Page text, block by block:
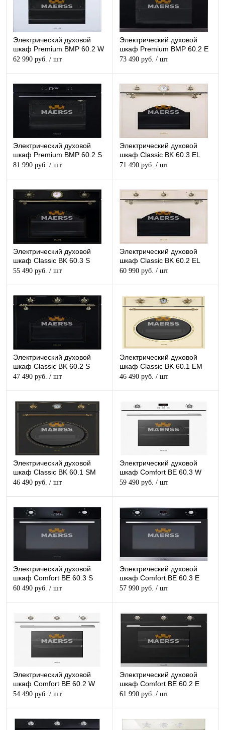
Электрический духовой
шкаф Premium BMP 60.2 W
62 990 руб. / шт
Электрический духовой
шкаф Premium BMP 60.2 E
73 490 руб. / шт
Электрический духовой
шкаф Premium BMP 60.2 S
81 990 руб. / шт
Электрический духовой
шкаф Classic BK 60.3 EL
71 490 руб. / шт
Электрический духовой
шкаф Classic BK 60.3 S
55 490 руб. / шт
Электрический духовой
шкаф Classic BK 60.2 EL
60 990 руб. / шт
Электрический духовой
шкаф Classic BK 60.2 S
47 490 руб. / шт
Электрический духовой
шкаф Classic BK 60.1 EM
46 490 руб. / шт
Электрический духовой
шкаф Classic BK 60.1 SM
46 490 руб. / шт
Электрический духовой
шкаф Comfort BE 60.3 W
59 490 руб. / шт
Электрический духовой
шкаф Comfort BE 60.3 S
60 490 руб. / шт
Электрический духовой
шкаф Comfort BE 60.3 E
57 990 руб. / шт
Электрический духовой
шкаф Comfort BE 60.2 W
54 490 руб. / шт
Электрический духовой
шкаф Comfort BE 60.2 E
61 990 руб. / шт